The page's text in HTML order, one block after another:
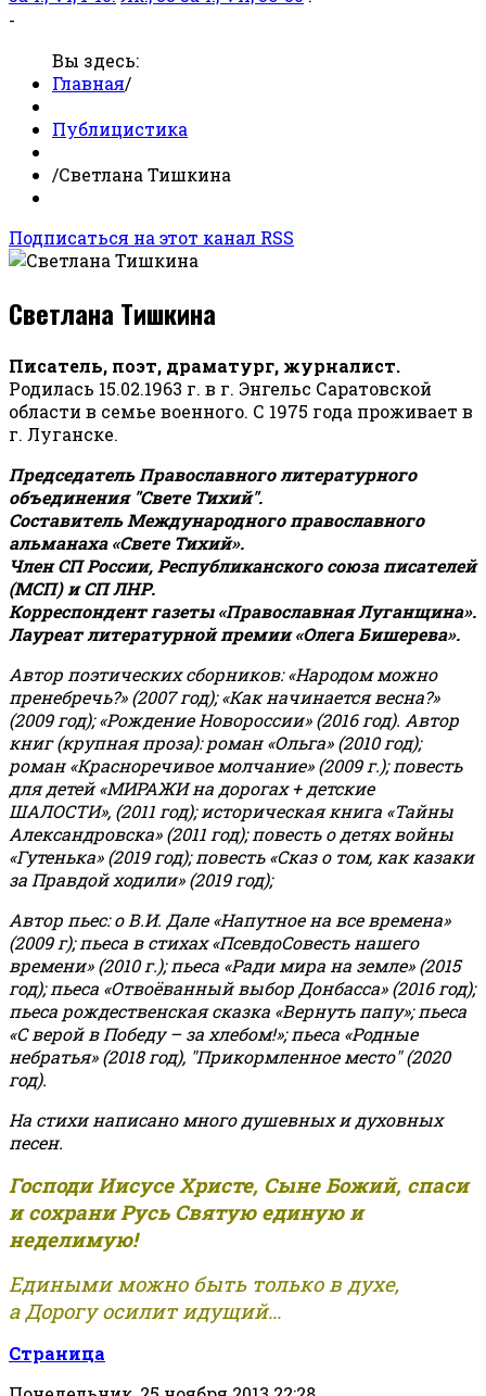
-
Вы здесь:
Главная/
Публицистика
/Светлана Тишкина
Подписаться на этот канал RSS
Светлана Тишкина
Писатель, поэт, драматург, журналист.
Родилась 15.02.1963 г. в г. Энгельс Саратовской
области в семье военного. С 1975 года проживает в
г. Луганске.
Председатель Православного литературного
объединения "Свете Тихий".
Составитель Международного православного
альманаха «Свете Тихий».
Член СП России, Республиканского союза писателей
(МСП) и СП ЛНР.
Корреспондент газеты «Православная Луганщина».
Лауреат литературной премии «Олега Бишерева».
Автор поэтических сборников: «Народом можно
пренебречь?» (2007 год); «Как начинается весна?»
(2009 год); «Рождение Новороссии» (2016 год). Автор
книг (крупная проза): роман «Ольга» (2010 год);
роман «Красноречивое молчание» (2009 г.); повесть
для детей «МИРАЖИ на дорогах + детские
ШАЛОСТИ», (2011 год); историческая книга «Тайны
Александровска» (2011 год); повесть о детях войны
«Гутенька» (2019 год); повесть «Сказ о том, как казаки
за Правдой ходили» (2019 год);
Автор пьес: о В.И. Дале «Напутное на все времена»
(2009 г); пьеса в стихах «ПсевдоСовесть нашего
времени» (2010 г.); пьеса «Ради мира на земле» (2015
год); пьеса «Отвоёванный выбор Донбасса» (2016 год);
пьеса рождественская сказка «Вернуть папу»; пьеса
«С верой в Победу – за хлебом!»;пьеса «Родные
небратья» (2018 год), "Прикормленное место" (2020
год).
На стихи написано много душевных и духовных
песен.
Господи Иисусе Христе, Сыне Божий, спаси
и сохрани Русь Святую единую и
неделимую!
Едиными можно быть только в духе,
а Дорогу осилит идущий...
Страница